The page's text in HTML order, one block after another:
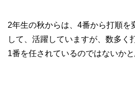
2年生の秋からは、4番から打順を
して、活躍していますが、数多く
1番を任されているのではないかと